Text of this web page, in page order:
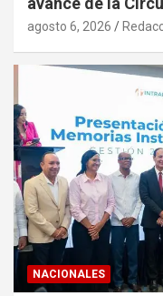
agosto 6, 2026
NACIONALES